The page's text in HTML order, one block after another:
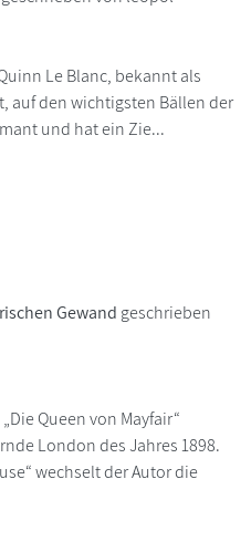
Le Blanc, bekannt als
auf den wichtigsten Bällen der
und hat ein Zie...
Gewand geschrieben
Queen von Mayfair“
London des Jahres 1898.
wechselt der Autor die